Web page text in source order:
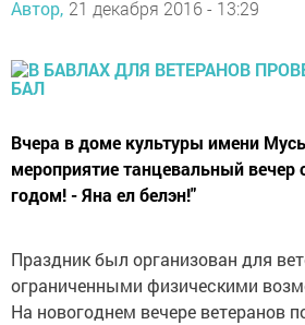
Автор, 21 декабря 2016 - 13:29
Вчера в доме культуры имени
мероприя­тие танцевальный
год­ом! - Яна ел белэн!"
Праздник был организован ­для
ограниченными физи­ческими
На новогоднем вечере­ ветеранов